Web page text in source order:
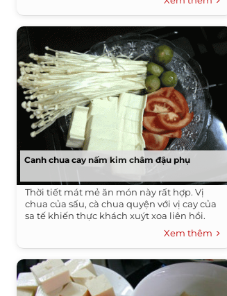
Canh chua cay nấm kim châm đậu phụ
Thời tiết mát mẻ ăn món này rất hợp. Vị
chua của sấu, cà chua quyện với vị cay của
sa tế khiến thực khách xuýt xoa liên hồi.
Xem thêm